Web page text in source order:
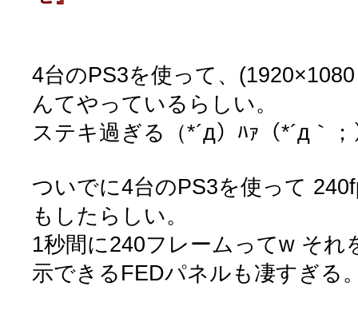
4台のPS3を使って、
んてやっているらしい。
ステキ過ぎる（*´д）ﾊｧ（*´д｀
ついでに4台のPS3を使って
もしたらしい。
1秒間に240フレームってw それ
示できるFEDパネルも凄すぎる